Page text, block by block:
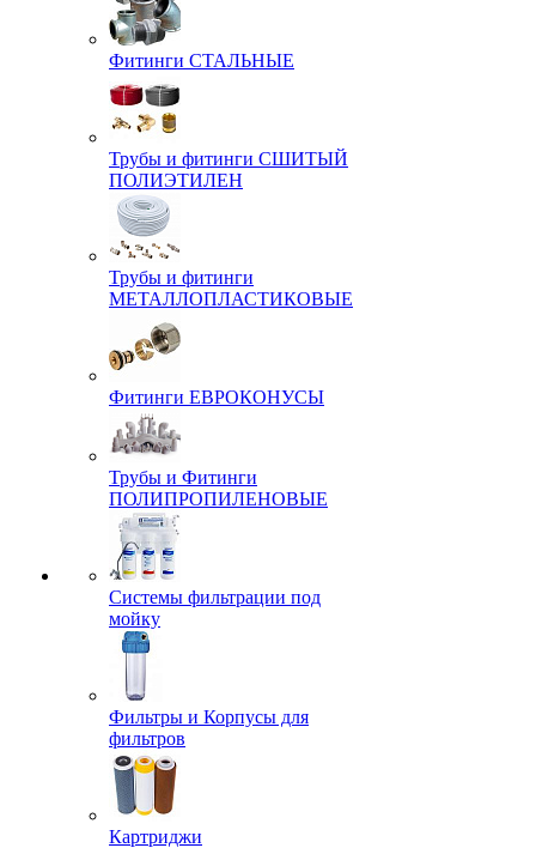
Фитинги СТАЛЬНЫЕ
Трубы и фитинги СШИТЫЙ
ПОЛИЭТИЛЕН
Трубы и фитинги
МЕТАЛЛОПЛАСТИКОВЫЕ
Фитинги ЕВРОКОНУСЫ
Трубы и Фитинги
ПОЛИПРОПИЛЕНОВЫЕ
Системы фильтрации под
мойку
Фильтры и Корпусы для
фильтров
Картриджи